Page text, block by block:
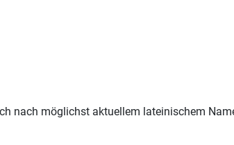
nach möglichst aktuellem lateinischem